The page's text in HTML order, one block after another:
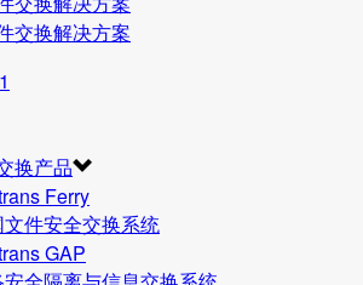
换产品
Ferry
文件安全交换系统
GAP